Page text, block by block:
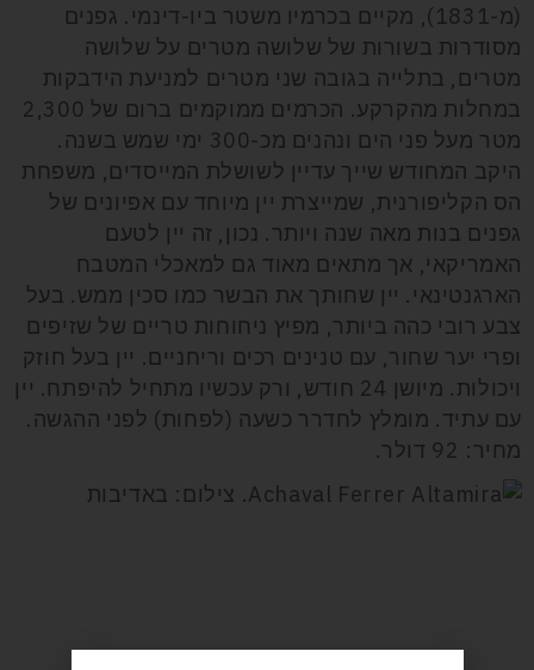
(מ-1831), מקיים בכרמיו משטר ביו-דינמי. גפנים
מסודרות בשורות של שלושה מטרים על שלושה
מטרים, בתלייה בגובה שני מטרים למניעת הידבקות
במחלות מהקרקע. הכרמים ממוקמים ברום של 2,300
מטר מעל פני הים ונהנים מכ-300 ימי שמש בשנה.
היקב המחודש שייך עדיין לשושלת המייסדים, משפחת
הס הקליפורנית, שמייצרת יין מיוחד עם אפיונים של
גפנים בנות מאה שנה ויותר. נכון, זה יין לטעם
האמריקאי, אך מתאים מאוד גם למאכלי המטבח
הארגנטינאי. יין שחותך את הבשר כמו סכין ממש. בעל
צבע רובי כהה ביותר, מפיץ ניחוחות טריים של שזיפים
ופרי יער שחור, עם טנינים רכים וריחניים. יין בעל חוזק
ויכולות. מיושן 24 חודש, ורק עכשיו מתחיל להיפתח. יין
עם עתיד. מומלץ לחדרר כשעה (לפחות) לפני ההגשה.
מחיר: 92 דולר.